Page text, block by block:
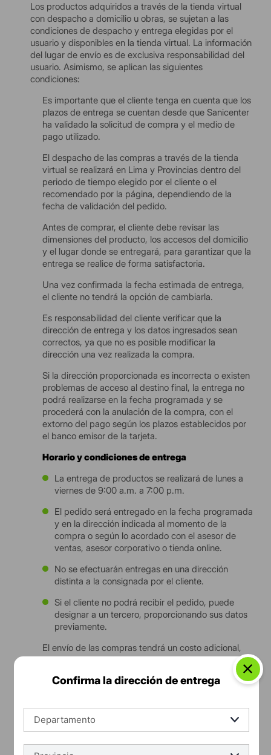
Los productos adquiridos a través de la tienda virtual
con despacho a domicilio u obras, se sujetan a las
condiciones de despacho y entrega elegidas por el
usuario y disponibles en la tienda virtual. La información
del lugar de envío es de exclusiva responsabilidad del
usuario. Asimismo, se aplican las siguientes
condiciones:
Es importante que el cliente tenga en cuenta que los
plazos de entrega se cuentan desde que Sanicenter
ha validado la solicitud de compra y el medio de
pago utilizado.
El despacho de las compras a través de la tienda
virtual se realizará en Lima y Provincias dentro del
periodo de tiempo elegido por el cliente o el
recomendado por la página, dependiendo de la
fecha de validación del pedido.
Antes de comprar, el cliente debe revisar las
dimensiones del producto, los accesos del domicilio
y el lugar donde se entregará, para garantizar que la
entrega se realice de forma satisfactoria.
Una vez confirmada la fecha estimada de entrega,
el cliente no tendrá la opción de cambiarla.
Es responsabilidad del cliente verificar que la
dirección de entrega y los datos ingresados sean
correctos, ya que no es posible modificar la
dirección una vez realizada la compra.
Si la dirección proporcionada es incorrecta o existen
problemas de acceso al destino final, la entrega no
podrá realizarse en la fecha programada y se
procederá con la anulación de la compra, con el
extorno del pago según los plazos establecidos por
el banco emisor de la tarjeta.
Horario y condiciones de entrega
La entrega de productos se realizará de lunes a
viernes de 9:00 a.m. a 7:00 p.m.
El pedido será entregado en la fecha programada
y en la dirección indicada al momento de la
compra o según lo acordado con el asesor de
ventas, asesor corporativo o tienda online.
No se efectuarán entregas en una dirección
distinta a la consignada por el cliente.
Si el cliente no podrá recibir el pedido, puede
designar a un tercero, proporcionando sus datos
previamente.
El envío de las compras tendrá un costo adicional,
determinado según la zona de reparto señalada por
despacho se contactará con el cliente vía correo,
llamada o mensaje para coordinar una nueva fecha
recibido, debe rechazar la entrega e indicar sus
Confirma la dirección de entrega